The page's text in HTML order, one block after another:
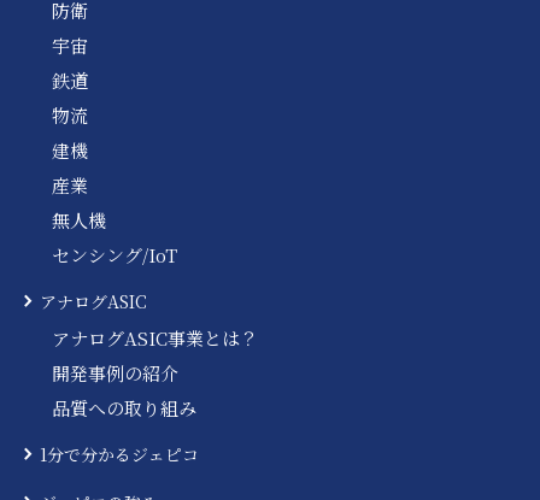
防衛
宇宙
鉄道
物流
建機
産業
無人機
センシング/IoT
アナログASIC
アナログASIC事業とは？
開発事例の紹介
品質への取り組み
1分で分かるジェピコ